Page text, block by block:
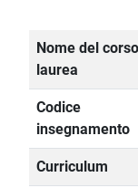
Nome del
laurea
Codice
insegnamento
Curriculum